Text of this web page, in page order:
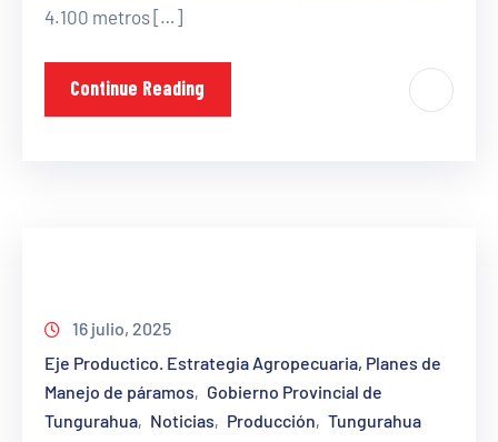
4.100 metros […]
Continue Reading
16 julio, 2025
Eje Productico. Estrategia Agropecuaria, Planes de
Manejo de páramos‚ Gobierno Provincial de
Tungurahua‚ Noticias‚ Producción‚ Tungurahua